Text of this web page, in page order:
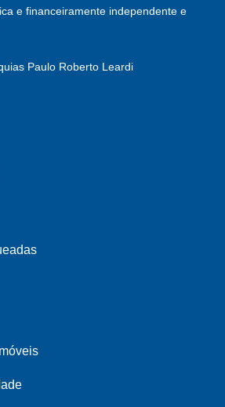
e financeiramente independente e
Paulo Roberto Leardi